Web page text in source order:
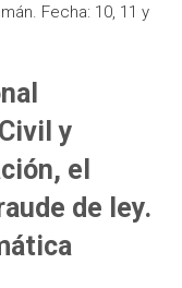
Fecha: 10, 11 y
y
el
de ley.